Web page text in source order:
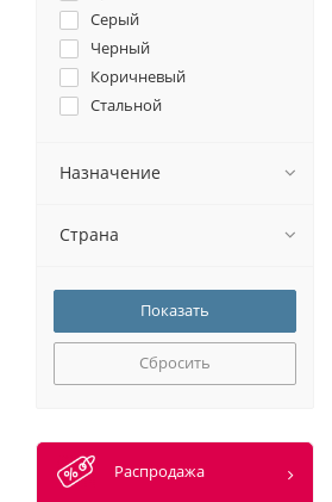
Серый
Черный
Коричневый
Стальной
Назначение
Страна
Сбросить
Распродажа